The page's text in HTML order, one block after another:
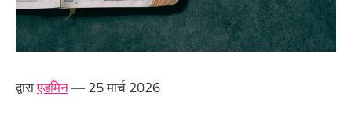
द्वाराएडमिन— 25 मार्च 2026